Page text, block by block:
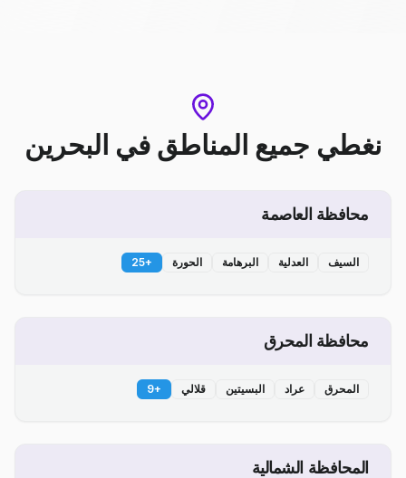
نغطي جميع المناطق في البحرين
محافظة العاصمة
السيف العدلية البرهامة الحورة +
25
محافظة المحرق
المحرق عراد البسيتين قلالي +
9
المحافظة الشمالية